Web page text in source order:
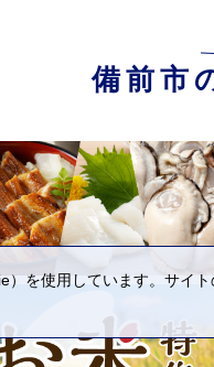
備前市
を使用しています。サイ